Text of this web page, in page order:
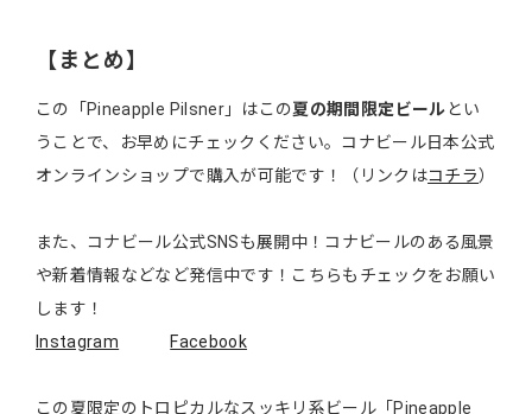
【まとめ】
この「Pineapple Pilsner」はこの夏の期間限定ビールとい
うことで、お早めにチェックください。コナビール日本公式
オンラインショップで購入が可能です！（リンクはコチラ）
また、コナビール公式SNSも展開中！コナビールのある風景
や新着情報などなど発信中です！こちらもチェックをお願い
します！
Instagram
Facebook
この夏限定のトロピカルなスッキリ系ビール「Pineapple